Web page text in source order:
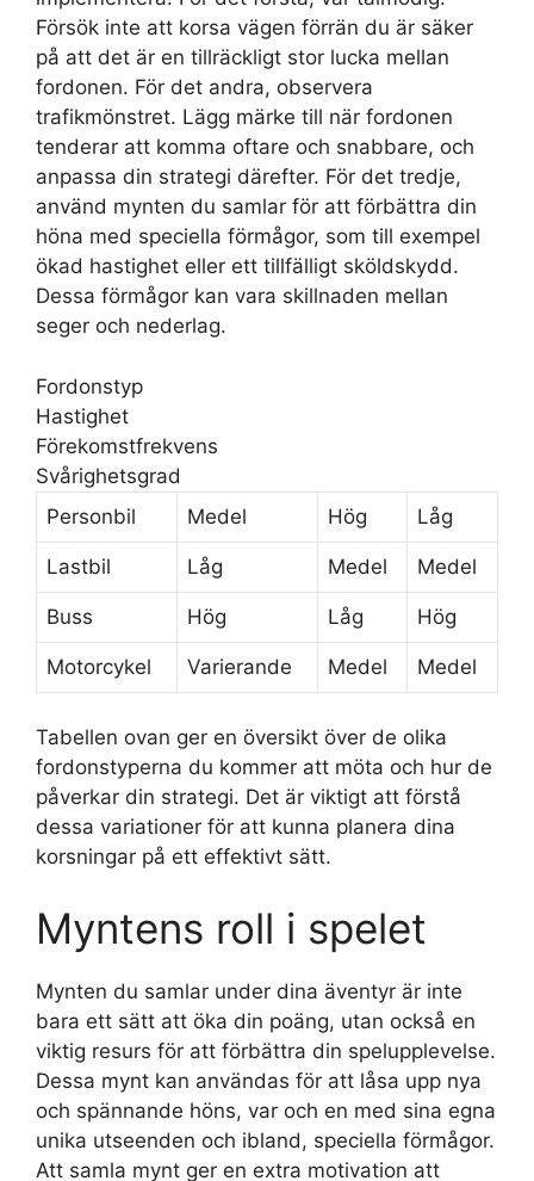
Försök inte att korsa vägen förrän du är säker
på att det är en tillräckligt stor lucka mellan
fordonen. För det andra, observera
trafikmönstret. Lägg märke till när fordonen
tenderar att komma oftare och snabbare, och
anpassa din strategi därefter. För det tredje,
använd mynten du samlar för att förbättra din
höna med speciella förmågor, som till exempel
ökad hastighet eller ett tillfälligt sköldskydd.
Dessa förmågor kan vara skillnaden mellan
seger och nederlag.
Fordonstyp
Hastighet
Förekomstfrekvens
Svårighetsgrad
Personbil
Medel Hög Låg
Lastbil Låg Medel Medel
Buss Hög Låg Hög
Motorcykel Varierande Medel Medel
Tabellen ovan ger en översikt över de olika
fordonstyperna du kommer att möta och hur de
påverkar din strategi. Det är viktigt att förstå
dessa variationer för att kunna planera dina
korsningar på ett effektivt sätt.
Myntens roll i spelet
Mynten du samlar under dina äventyr är inte
bara ett sätt att öka din poäng, utan också en
viktig resurs för att förbättra din spelupplevelse.
Dessa mynt kan användas för att låsa upp nya
och spännande höns, var och en med sina egna
unika utseenden och ibland, speciella förmågor.
Att samla mynt ger en extra motivation att